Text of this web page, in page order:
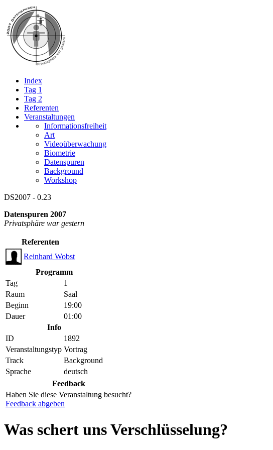
Index
Tag 1
Tag 2
Referenten
Veranstaltungen
Informationsfreiheit
Art
Videoüberwachung
Biometrie
Datenspuren
Background
Workshop
DS2007 - 0.23
Datenspuren 2007
Privatsphäre war gestern
Referenten
Reinhard Wobst
Programm
Tag
1
Raum
Saal
Beginn
19:00
Dauer
01:00
Info
ID
1892
Veranstaltungstyp Vortrag
Track
Background
Sprache
deutsch
Feedback
Haben Sie diese Veranstaltung besucht?
Feedback abgeben
Was schert uns Verschlüsselung?